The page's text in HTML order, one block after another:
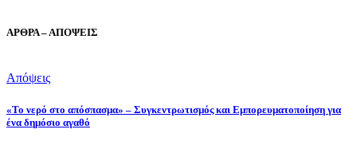
ΑΡΘΡΑ – ΑΠΟΨΕΙΣ
Απόψεις
«Το νερό στο απόσπασμα» – Συγκεντρωτισμός και Εμπορευματοποίηση για
ένα δημόσιο αγαθό